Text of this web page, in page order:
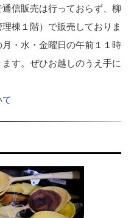
信販売は行っておらず、柳
棟１階）で販売しておりま
・水・金曜日の午前１１時
す。ぜひお越しのうえ手に